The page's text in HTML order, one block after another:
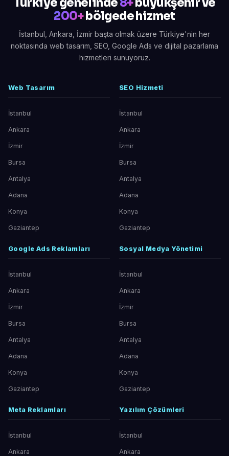
200+bölgede hizmet
İstanbul, Ankara, İzmir başta olmak üzere Türkiye'nin her
noktasında web tasarım, SEO, Google Ads ve dijital pazarlama
hizmetleri sunuyoruz.
Web Tasarım
İstanbul
Ankara
İzmir
Bursa
Antalya
Adana
Konya
Gaziantep
SEO Hizmeti
İstanbul
Ankara
İzmir
Bursa
Antalya
Adana
Konya
Gaziantep
Google Ads Reklamları
İstanbul
Ankara
İzmir
Bursa
Antalya
Adana
Konya
Gaziantep
Sosyal Medya Yönetimi
İstanbul
Ankara
İzmir
Bursa
Antalya
Adana
Konya
Gaziantep
Meta Reklamları
İstanbul
Ankara
Yazılım Çözümleri
İstanbul
Ankara